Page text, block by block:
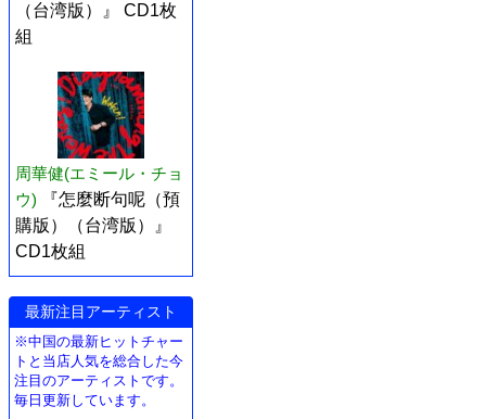
（台湾版）』 CD1枚
組
周華健(エミール・チョ
ウ)
『怎麼断句呢（預
購版）（台湾版）』
CD1枚組
最新注目アーティスト
※中国の最新ヒットチャー
トと当店人気を総合した今
注目のアーティストです。
毎日更新しています。